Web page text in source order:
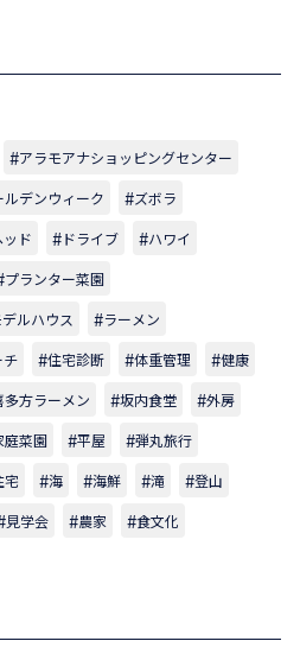
アラモアナショッピングセンター
ルデンウィーク
ズボラ
ド ドライブ
ハワイ
プランター菜園
ルハウス
ラーメン
チ 住宅診断 体重管理
健康
多方ラーメン 坂内食堂
外房
庭菜園 平屋
弾丸旅行
宅 海 海鮮 滝
登山
見学会 農家 食文化